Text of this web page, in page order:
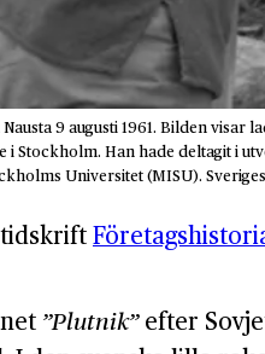
9 augusti 1961. Bilden
i Stockholm. Han hade deltagit i
Universitet (MISU).
”Plutnik”efter